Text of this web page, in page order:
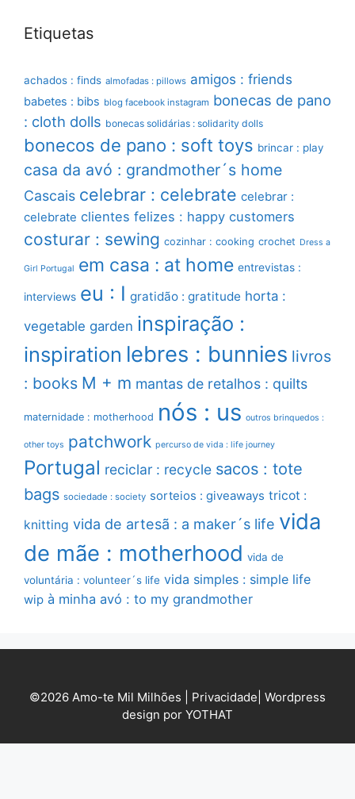
Etiquetas
achados : finds almofadas : pillows amigos : friends
babetes : bibs blog facebook instagram bonecas de pano
: cloth dolls bonecas solidárias : solidarity dolls
bonecos de pano : soft toys brincar : play
casa da avó : grandmother´s home
Cascais celebrar : celebrate celebrar :
celebrate clientes felizes : happy customers
costurar : sewing cozinhar : cooking crochet Dress a
Girl Portugal em casa : at home entrevistas :
interviews eu : I gratidão : gratitude horta :
vegetable garden inspiração :
inspiration lebres : bunnies livros
: books M + m mantas de retalhos : quilts
maternidade : motherhood nós : us outros brinquedos :
other toys patchwork percurso de vida : life journey
Portugal reciclar : recycle sacos : tote
bags sociedade : society sorteios : giveaways tricot :
knitting vida de artesã : a maker´s life vida
de mãe : motherhood vida de
voluntária : volunteer´s life vida simples : simple life
wip à minha avó : to my grandmother
©2026 Amo-te Mil Milhões | Privacidade Wordpress
design por YOTHAT